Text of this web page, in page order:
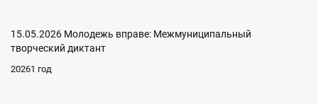
15.05.2026 Молодежь вправе: Межмуниципальный
творческий диктант
20261 год